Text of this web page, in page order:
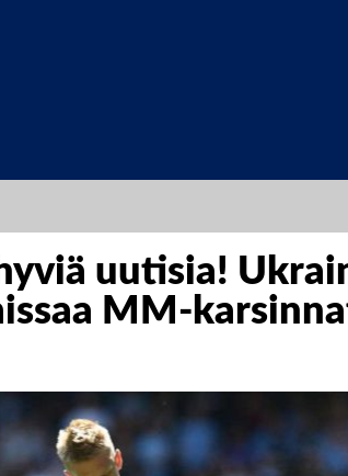
uutisia!
MM-